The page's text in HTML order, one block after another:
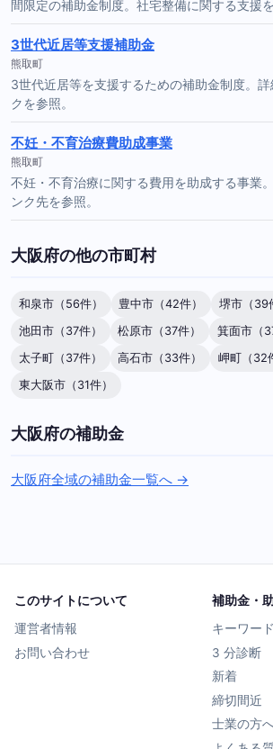
間限定の補助金制度。社宅整備に関する支援
3世代近居等支援補助金
熊取町
3世代近居等を支援するための補助金制度。
クを参照。
不妊・不育治療費助成事業
熊取町
不妊・不育治療に関する費用を助成する事業
ンク先を参照。
大阪府の他の市町村
和泉市（56件） 豊中市（42件）
堺市（39
池田市（37件）
松原市（37件）
箕面市（
太子町（37件）
高石市（33件）
岬町（32
東大阪市（31件）
大阪府の補助金
大阪府全域の補助金一覧へ →
このサイトについて
運営者情報
お問い合わせ
補助金・
キーワー
3 分診断
新着
締切間近
士業の方